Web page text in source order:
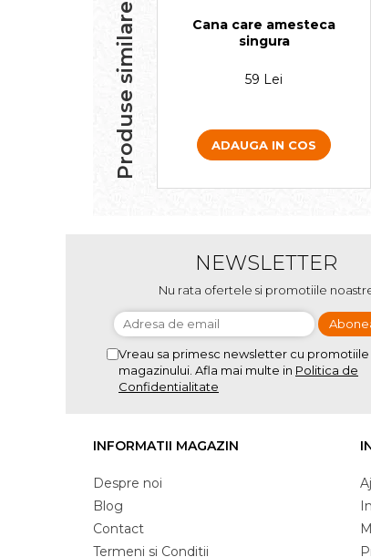
Produse similare
Cana care amesteca
singura
59 Lei
ADAUGA IN COS
NEWSLETTER
Nu rata ofertele si promotiile
Vreau sa primesc newsletter cu promotiile
magazinului. Afla mai multe in Politica de
Confidentialitate
INFORMATII MAGAZIN
Despre noi
Blog
Contact
Termeni si Conditii